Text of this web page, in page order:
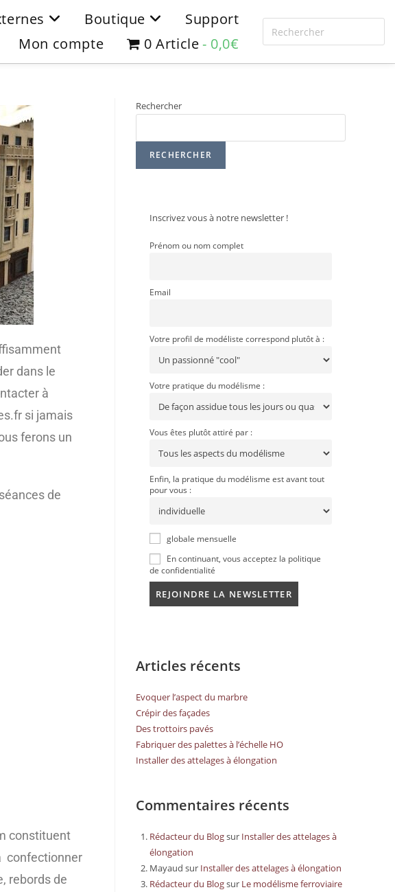
Boutique
Support
Mon compte
0 Article 0,0€
dans le
à
si jamais
ferons un
de
constituent
confectionner
rebords de
Rechercher
RECHERCHER
Inscrivez vous à notre newsletter !
Prénom ou nom complet
Email
Votre profil de modéliste correspond plutôt à :
Votre pratique du modélisme :
Vous êtes plutôt attiré par :
Enfin, la pratique du modélisme est avant tout
pour vous :
globale mensuelle
En continuant, vous acceptez la politique
de confidentialité
Articles récents
Evoquer l’aspect du marbre
Crépir des façades
Des trottoirs pavés
Fabriquer des palettes à l’échelle HO
Installer des attelages à élongation
Commentaires récents
Rédacteur du Blogsur Installer des attelages à
élongation
Mayaud sur Installer des attelages à élongation
Rédacteur du Blogsur Le modélisme ferroviaire